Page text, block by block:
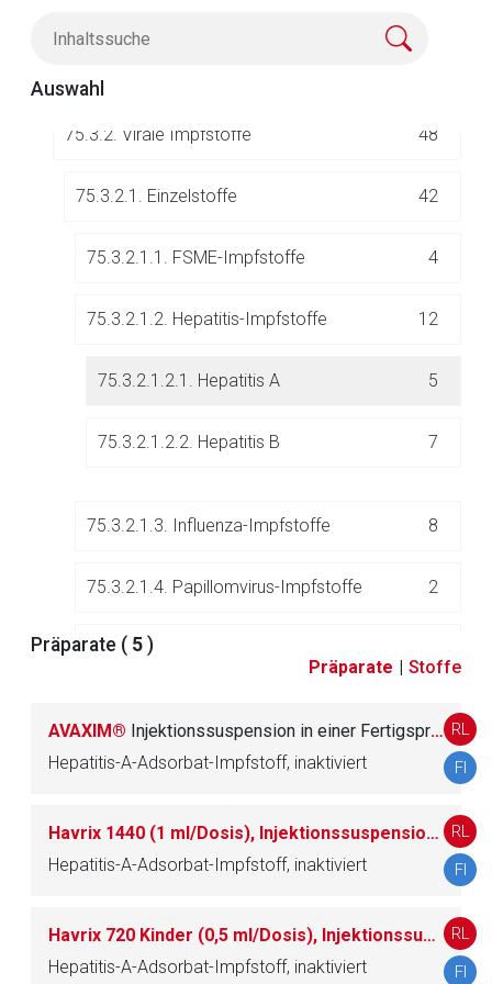
Auswahl
75.3.2. Virale Impfstoffe 48
75.3.2.1. Einzelstoffe 42
75.3.2.1.1. FSME-Impfstoffe 4
75.3.2.1.2. Hepatitis-Impfstoffe 12
75.3.2.1.2.1. Hepatitis A 5
75.3.2.1.2.2. Hepatitis B 7
75.3.2.1.3. Influenza-Impfstoffe 8
75.3.2.1.4. Papillomvirus-Impfstoffe 2
75.3.2.1.5. Varicella Zoster-Impfstoffe
75.3.2.1.7. Andere virale Impfstoffe
75.3.2.2. Kombinationen viraler Impfstoffe
75.3.3. Kombinationen bakterieller und viraler
Impfstoffe
Präparate ( 5 )
Präparate | Stoffe
AVAXIM® Injektionssuspension in einer Fertigspritze
Hepatitis-A-Adsorbat-Impfstoff, inaktiviert
RL
FI
Havrix 1440 (1 ml/Dosis), Injektionssuspension in einer Fertigspritze
Hepatitis-A-Adsorbat-Impfstoff, inaktiviert
RL
FI
Havrix 720 Kinder (0,5 ml/Dosis), Injektionssuspension in einer Fertigspritze
Hepatitis-A-Adsorbat-Impfstoff, inaktiviert
RL
FI
Aufruf einer externen Seite
Der von Ihnen aufgerufene Link öffnet eine externe Web-
Datenschutzbestimmungen.